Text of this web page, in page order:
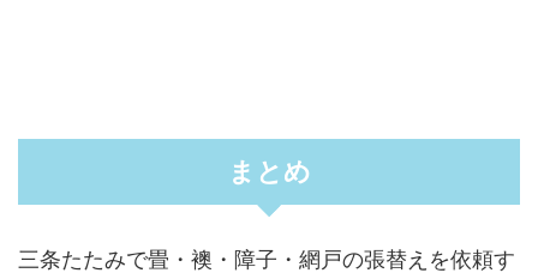
まとめ
三条たたみで畳・襖・障子・網戸の張替えを依頼す